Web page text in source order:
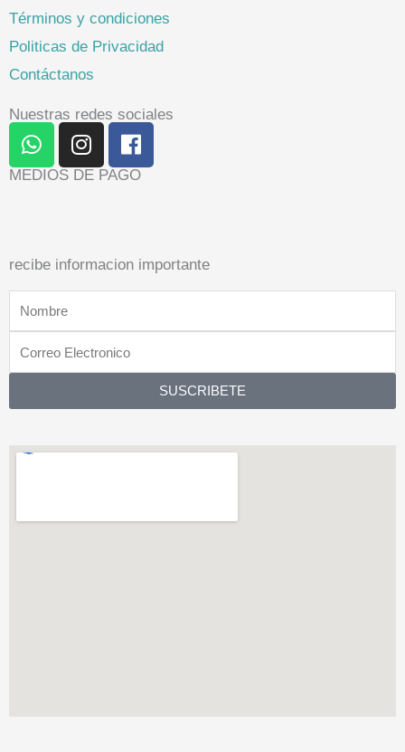
Términos y condiciones
Politicas de Privacidad
Contáctanos
Nuestras redes sociales
W
h
a
p
p
I
n
s
r
a
F
a
c
o
k
MEDIOS DE PAGO
recibe informacion importante
Nombre
Correo
Electronico
SUSCRIBETE